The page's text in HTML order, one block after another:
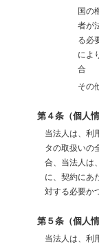
国の
者が
る必
によ
合
その
第４条（個人
当法人は、利
タの取扱いの
合、当法人は
に、契約にあ
対する必要か
第５条（個人
当法人は、利